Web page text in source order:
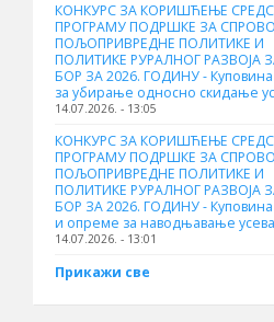
КОНКУРС ЗА КОРИШЋЕЊЕ
ПРОГРАМУ ПОДРШКЕ ЗА
ПОЉОПРИВРЕДНЕ ПОЛИТИКЕ И
ПОЛИТИКЕ РУРАЛНОГ РАЗВОЈА
БОР ЗА 2026. ГОДИНУ -
за убирање односно скидање
14.07.2026. - 13:05
КОНКУРС ЗА КОРИШЋЕЊЕ
ПРОГРАМУ ПОДРШКЕ ЗА
ПОЉОПРИВРЕДНЕ ПОЛИТИКЕ И
ПОЛИТИКЕ РУРАЛНОГ РАЗВОЈА
БОР ЗА 2026. ГОДИНУ -
и опреме за наводњавање усева
14.07.2026. - 13:01
Прикажи све